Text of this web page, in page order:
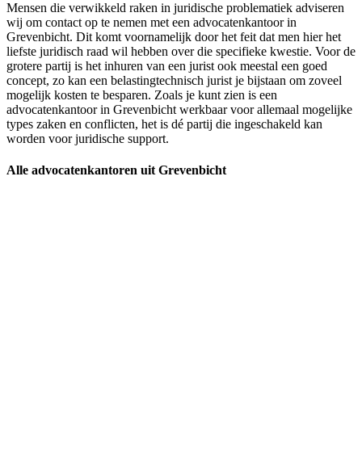
Mensen die verwikkeld raken in juridische problematiek adviseren
wij om contact op te nemen met een advocatenkantoor in
Grevenbicht. Dit komt voornamelijk door het feit dat men hier het
liefste juridisch raad wil hebben over die specifieke kwestie. Voor de
grotere partij is het inhuren van een jurist ook meestal een goed
concept, zo kan een belastingtechnisch jurist je bijstaan om zoveel
mogelijk kosten te besparen. Zoals je kunt zien is een
advocatenkantoor in Grevenbicht werkbaar voor allemaal mogelijke
types zaken en conflicten, het is dé partij die ingeschakeld kan
worden voor juridische support.
Alle advocatenkantoren uit Grevenbicht